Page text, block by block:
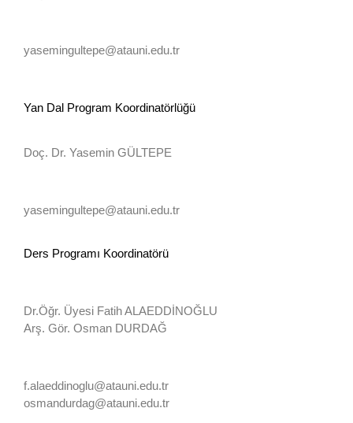
ANKETLER
yasemingultepe@atauni.edu.tr
Yan Dal Program Koordinatörlüğü
Doç. Dr. Yasemin GÜLTEPE
yasemingultepe@atauni.edu.tr
Ders Programı Koordinatörü
Dr.Öğr. Üyesi Fatih ALAEDDİNOĞLU
Arş. Gör. Osman DURDAĞ
f.alaeddinoglu@atauni.edu.tr
osmandurdag@atauni.edu.tr